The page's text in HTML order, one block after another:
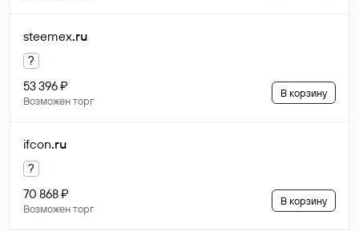
steemex.ru
?
53 396 ₽
Возможен торг
В корзину
ifcon.ru
?
70 868 ₽
Возможен торг
В корзину